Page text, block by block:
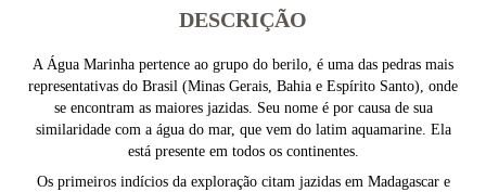
DESCRIÇÃO
A Água Marinha pertence ao grupo do berilo, é uma das pedras mais
representativas do Brasil (Minas Gerais, Bahia e Espírito Santo), onde
se encontram as maiores jazidas. Seu nome é por causa de sua
similaridade com a água do mar, que vem do latim aquamarine. Ela
está presente em todos os continentes.
Os primeiros indícios da exploração citam jazidas em Madagascar e